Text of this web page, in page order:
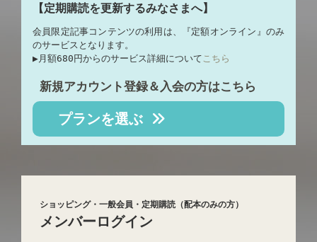
【定期購読を更新するみなさまへ】
会員限定記事コンテンツの利用は、『定額オンライン』のみ
のサービスとなります。
▶︎月額680円からのサービス詳細についてこちら
新規アカウント登録＆入会の方はこちら
プランを選ぶ
ショッピング・一般会員・定期購読（配本のみの方）
メンバーログイン